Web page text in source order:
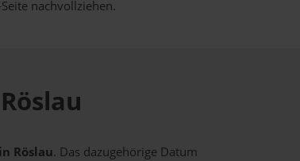
nachvollziehen.
Röslau. Das dazugehörige Datum